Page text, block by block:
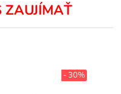
ZAUJÍMAŤ
- 30%